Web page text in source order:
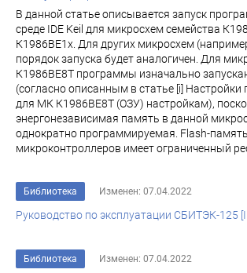
В данной статье описывается запуск
среде IDE Keil для микросхем семейства
К1986ВЕ1x. Для других микросхем
порядок запуска будет аналогичен. Для
К1986ВЕ8Т программы изначально
(согласно описанным в статье [i] Настройки
для МК К1986ВЕ8Т (ОЗУ) настройкам),
энергонезависимая память в данной
однократно программируемая. Flash-память
микроконтроллеров имеет ограниченный
Библиотека Изменен: 07.04.2022
Руководство по эксплуатации СБИТЭК-125
Библиотека Изменен: 07.04.2022